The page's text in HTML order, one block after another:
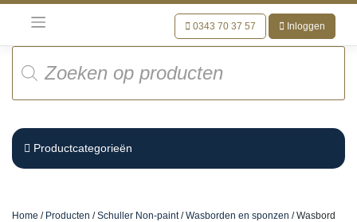
0343 70 37 57 Inloggen
Producten
Productcategorieën
Home / Producten /Schuller Non-paint/Wasborden en sponzen / Wasbord